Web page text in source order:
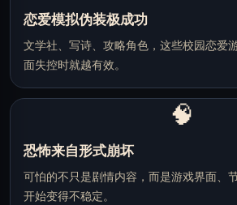
恋爱模拟伪装极成功
文学社、写诗、攻略角色，这些校园恋爱
面失控时就越有效。
🧠
恐怖来自形式崩坏
可怕的不只是剧情内容，而是游戏界面、
开始变得不稳定。